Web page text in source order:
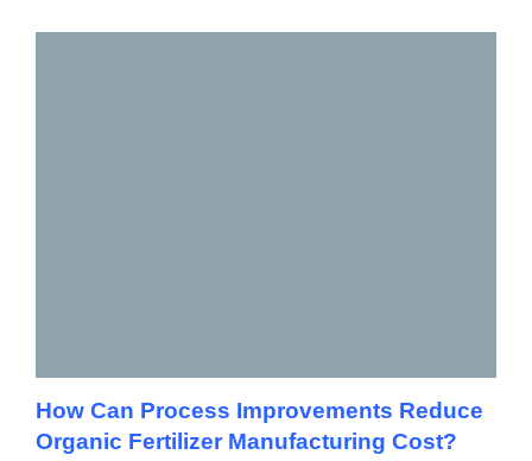
How Can Process Improvements Reduce
Organic Fertilizer Manufacturing Cost?